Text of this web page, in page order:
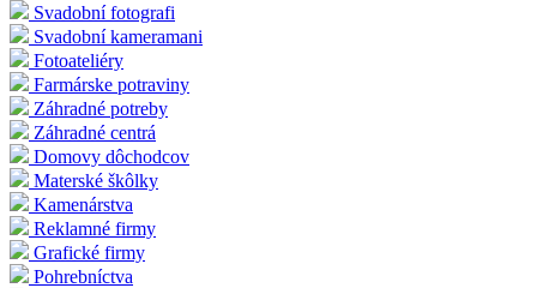
Svadobní fotografi
Svadobní kameramani
Fotoateliéry
Farmárske potraviny
Záhradné potreby
Záhradné centrá
Domovy dôchodcov
Materské škôlky
Kamenárstva
Reklamné firmy
Grafické firmy
Pohrebníctva